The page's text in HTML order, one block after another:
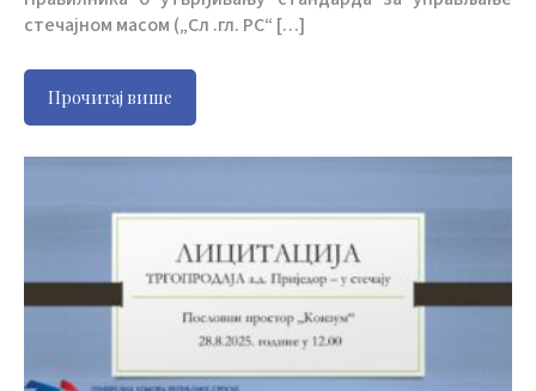
стечајном масом („Сл .гл. РС“ […]
Прочитај више